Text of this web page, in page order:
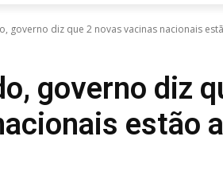
governo diz que 2 novas vacinas nacionais
governo diz
estão